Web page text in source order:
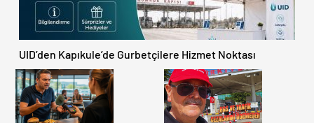
UID’den Kapıkule’de Gurbetçilere Hizmet Noktası